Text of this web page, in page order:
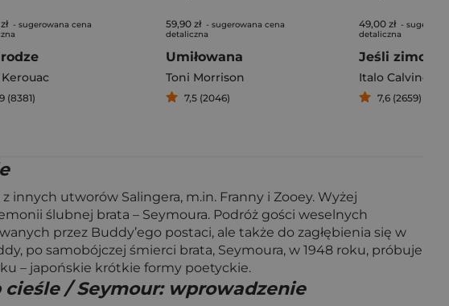
- sugerowana cena
(8381)
59,90 zł - sugerowana cena
detaliczna
Umiłowana
Toni Morrison
7,5 (2046)
49,00 zł -
detaliczna
Italo Calvino
7,6 (2659)
innych utworów Salingera, m.in. Franny i Zooey. Wyżej
ślubnej brata – Seymoura. Podróż gości weselnych
przez Buddy’ego postaci, ale także do zagłębienia się w
po samobójczej śmierci brata, Seymoura, w 1948 roku, próbuje
– japońskie krótkie formy poetyckie.
/ Seymour: wprowadzenie